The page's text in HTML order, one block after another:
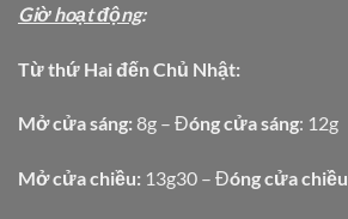
Giờ hoạt động:
Từ thứ Hai đến Chủ Nhật:
Mở cửa sáng: 8g – Đóng cửa sáng: 12g
Mở cửa chiều: 13g30 – Đóng cửa chiều